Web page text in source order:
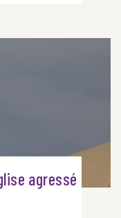
agressé